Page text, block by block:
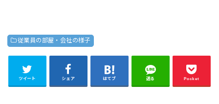
従業員の部屋・会社の様子
ツイート シェア はてブ 送る Pocket